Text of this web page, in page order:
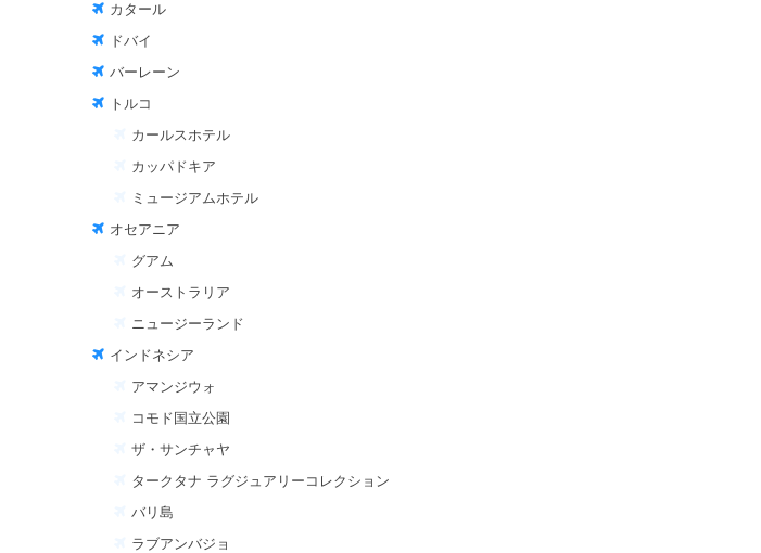
カタール
ドバイ
バーレーン
トルコ
カールスホテル
カッパドキア
ミュージアムホテル
オセアニア
グアム
オーストラリア
ニュージーランド
インドネシア
アマンジウォ
コモド国立公園
ザ・サンチャヤ
タークタナ ラグジュアリーコレクション
バリ島
ラブアンバジョ